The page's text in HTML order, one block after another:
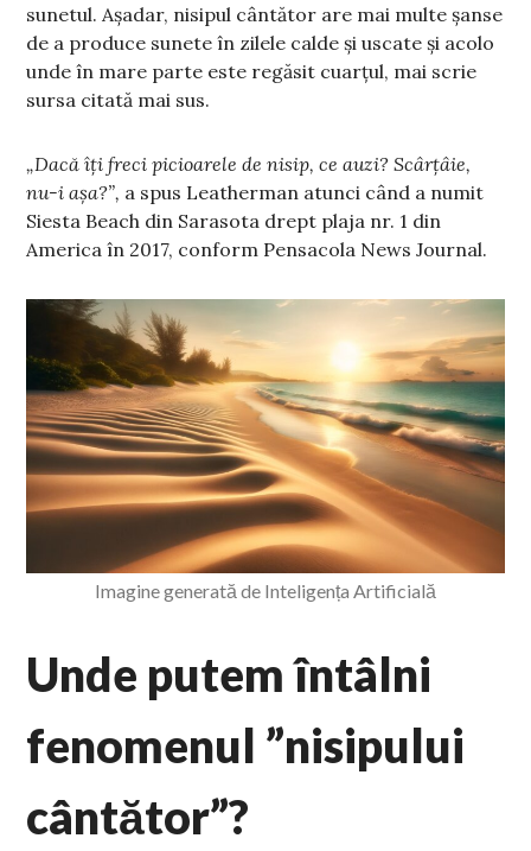
sunetul. Așadar, nisipul cântător are mai multe șanse
de a produce sunete în zilele calde și uscate și acolo
unde în mare parte este regăsit cuarțul, mai scrie
sursa citată mai sus.
„Dacă îți freci picioarele de nisip, ce auzi? Scârțâie,
nu-i așa?”, a spus Leatherman atunci când a numit
Siesta Beach din Sarasota drept plaja nr. 1 din
America în 2017, conform Pensacola News Journal.
Imagine generată de Inteligența Artificială
Unde putem întâlni
fenomenul ”nisipului
cântător”?